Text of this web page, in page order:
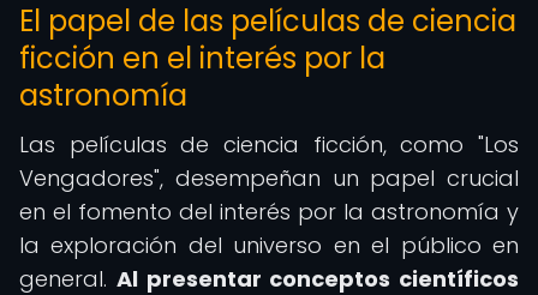
El papel de las películas de ciencia
ficción en el interés por la
astronomía
Las películas de ciencia ficción, como "Los
Vengadores", desempeñan un papel crucial
en el fomento del interés por la astronomía y
la exploración del universo en el público en
general. Al presentar conceptos científicos